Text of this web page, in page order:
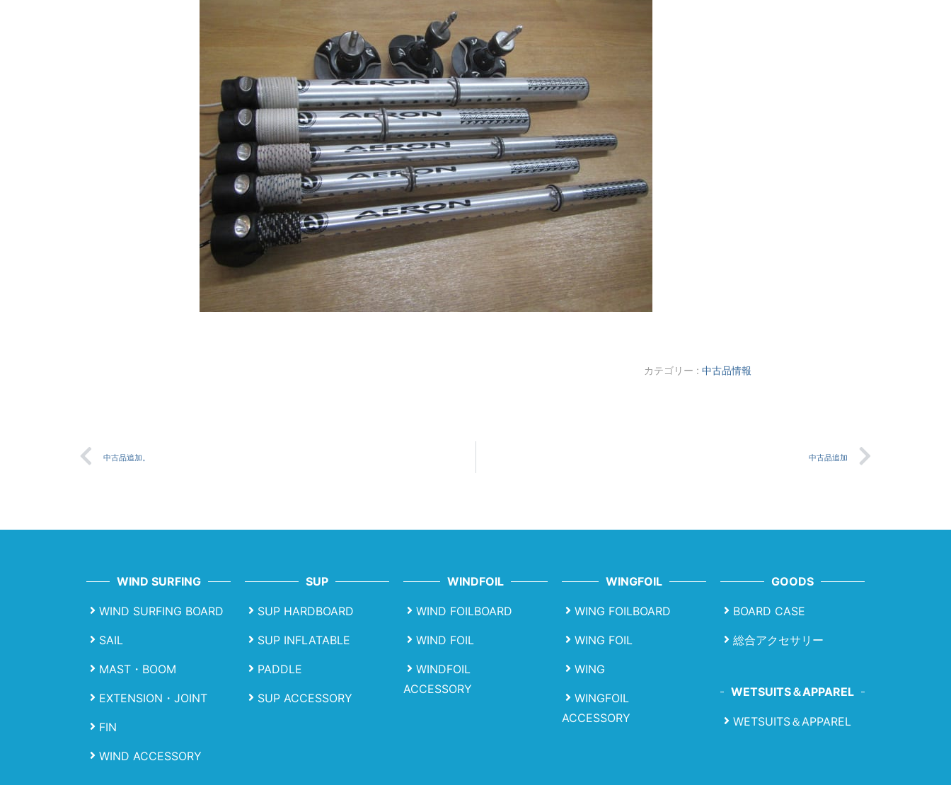
カテゴリー : 中古品情報
中古品追加。 中古品追加
WIND SURFING
WIND SURFING BOARD
SAIL
MAST・BOOM
EXTENSION・JOINT
FIN
WIND ACCESSORY
SUP
SUP HARDBOARD
SUP INFLATABLE
PADDLE
SUP ACCESSORY
WINDFOIL
WIND FOILBOARD
WIND FOIL
WINDFOIL
ACCESSORY
WINGFOIL
WING FOILBOARD
WING FOIL
WING
WINGFOIL
ACCESSORY
GOODS
BOARD CASE
総合アクセサリー
WETSUITS＆APPAREL
WETSUITS＆APPAREL